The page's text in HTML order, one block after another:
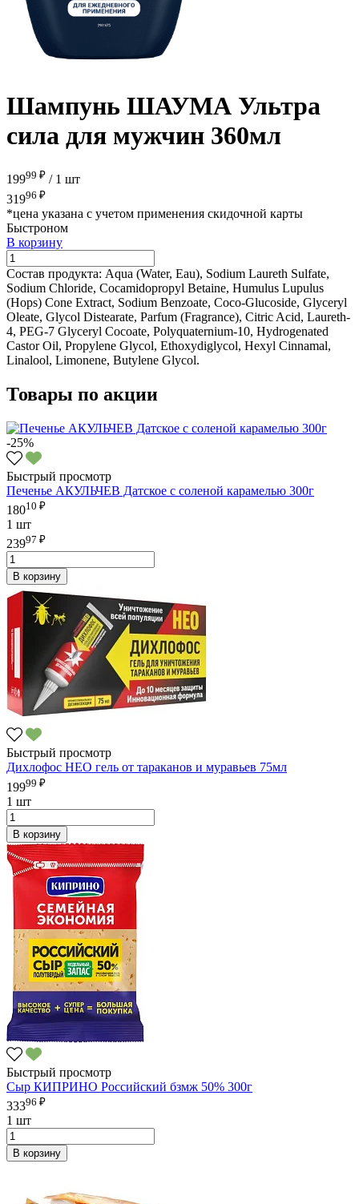
Шампунь ШАУМА Ультра
сила для мужчин 360мл
19999 ₽ / 1 шт
31996 ₽
*цена указана с учетом применения скидочной карты
Быстроном
В корзину
Состав продукта: Aqua (Water, Eau), Sodium Laureth Sulfate,
Sodium Chloride, Cocamidopropyl Betaine, Humulus Lupulus
(Hops) Cone Extract, Sodium Benzoate, Coco-Glucoside, Glyceryl
Oleate, Glycol Distearate, Parfum (Fragrance), Citric Acid, Laureth-
4, PEG-7 Glyceryl Cocoate, Polyquaternium-10, Hydrogenated
Castor Oil, Propylene Glycol, Ethoxydiglycol, Hexyl Cinnamal,
Linalool, Limonene, Butylene Glycol.
Товары по акции
-25%
Быстрый просмотр
Печенье АКУЛЬЧЕВ Датское с соленой карамелью 300г
18010 ₽
1 шт
23997 ₽
В корзину
Быстрый просмотр
Дихлофос НЕО гель от тараканов и муравьев 75мл
19999 ₽
1 шт
В корзину
Быстрый просмотр
Сыр КИПРИНО Российский бзмж 50% 300г
33396 ₽
1 шт
В корзину